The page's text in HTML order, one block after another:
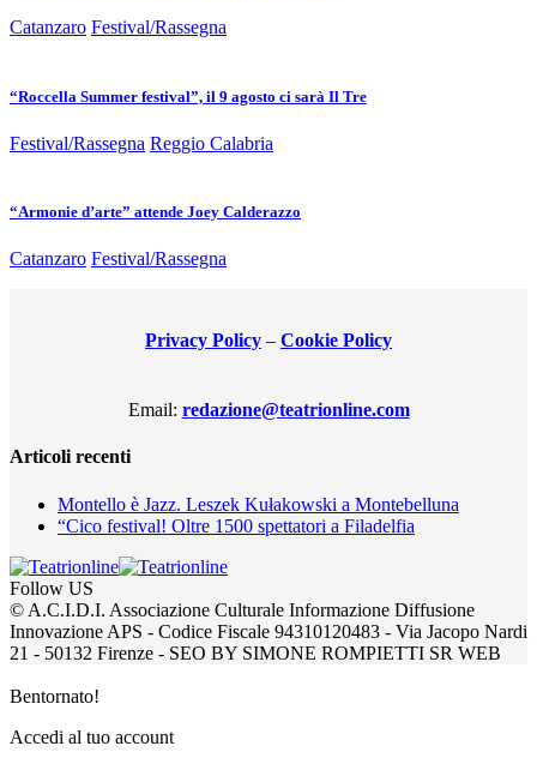
Catanzaro Festival/Rassegna
“Roccella Summer festival”, il 9 agosto ci sarà Il Tre
Festival/Rassegna Reggio Calabria
“Armonie d’arte” attende Joey Calderazzo
Catanzaro Festival/Rassegna
Privacy Policy – Cookie Policy
Email: redazione@teatrionline.com
Articoli recenti
Montello è Jazz. Leszek Kułakowski a Montebelluna
“Cico festival! Oltre 1500 spettatori a Filadelfia
Follow US
© A.C.I.D.I. Associazione Culturale Informazione Diffusione
Innovazione APS - Codice Fiscale 94310120483 - Via Jacopo Nardi
21 - 50132 Firenze - SEO BY SIMONE ROMPIETTI SR WEB
Bentornato!
Accedi al tuo account